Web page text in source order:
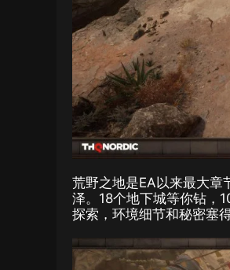
荒野之地是EA以来最大章
泽。18个地下城等你钻，
探索，环境细节和秘密塞